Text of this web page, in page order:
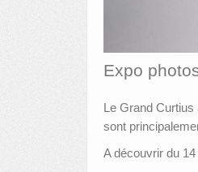
Expo
Le Grand
sont
A découvrir du